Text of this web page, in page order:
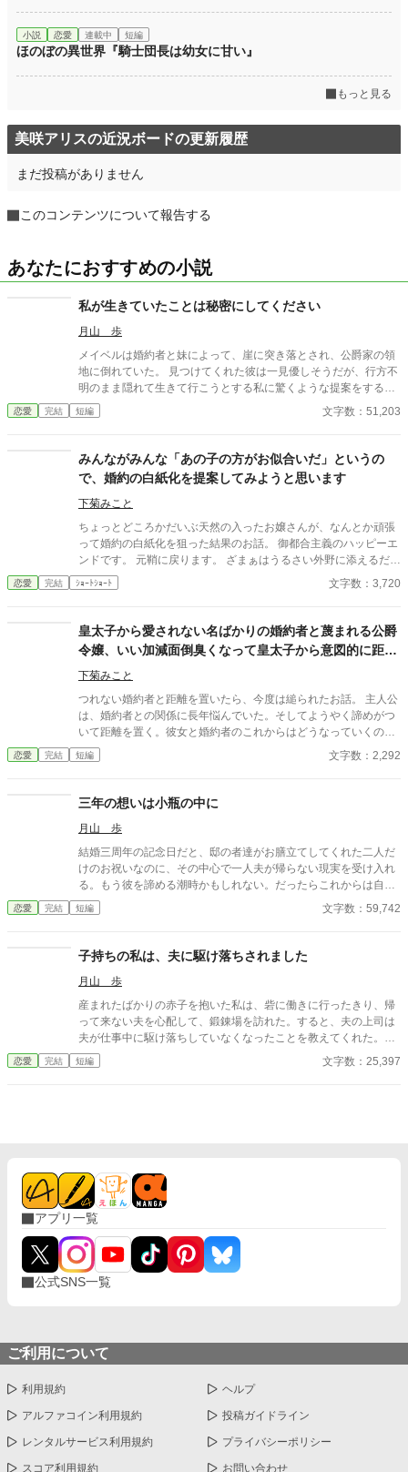
小説 恋愛 連載中 短編
ほのぼの異世界『騎士団長は幼女に甘い』
もっと見る
美咲アリスの近況ボードの更新履歴
まだ投稿がありません
このコンテンツについて報告する
あなたにおすすめの小説
私が生きていたことは秘密にしてください
月山 歩
メイベルは婚約者と妹によって、崖に突き落とされ、公爵家の領
地に倒れていた。 見つけてくれた彼は一見優しそうだが、行方不
明のまま隠れて生きて行こうとする私に驚くような提案をする。
「少年の世話係になってくれ。けれど人に話したら消す。」
恋愛 完結 短編 文字数：51,203
みんながみんな「あの子の方がお似合いだ」というの
で、婚約の白紙化を提案してみようと思います
下菊みこと
ちょっとどころかだいぶ天然の入ったお嬢さんが、なんとか頑張
って婚約の白紙化を狙った結果のお話。 御都合主義のハッピーエ
ンドです。 元鞘に戻ります。 ざまぁはうるさい外野に添えるだ
け。 小説家になろう様でも投稿しています。
恋愛 完結 ｼｮｰﾄｼｮｰﾄ 文字数：3,720
皇太子から愛されない名ばかりの婚約者と蔑まれる公爵
令嬢、いい加減面倒臭くなって皇太子から意図的に距離
をとったらあっちから迫ってきた。なんで？
下菊みこと
つれない婚約者と距離を置いたら、今度は縋られたお話。 主人公
は、婚約者との関係に長年悩んでいた。そしてようやく諦めがつ
いて距離を置く。彼女と婚約者のこれからはどうなっていくのだ
恋愛 完結 短編 文字数：2,292
三年の想いは小瓶の中に
月山 歩
結婚三周年の記念日だと、邸の者達がお膳立てしてくれた二人だ
けのお祝いなのに、その中心で一人夫が帰らない現実を受け入れ
る。もう彼を諦める潮時かもしれない。だったらこれからは自分
の人生を大切にしよう。アレシアは離縁も覚悟し、邸を出る。 ※
こちらの作品は契約上、内容の変更は不可であることを、ご理解
恋愛 完結 短編 文字数：59,742
子持ちの私は、夫に駆け落ちされました
月山 歩
産まれたばかりの赤子を抱いた私は、砦に働きに行ったきり、帰
って来ない夫を心配して、鍛錬場を訪れた。すると、夫の上司は
夫が仕事中に駆け落ちしていなくなったことを教えてくれた。食
べる物がなく、フラフラだった私は、その場で意識を失った。赤
子を抱いた私を気の毒に思った公爵家でお世話になることに。
恋愛 完結 短編 文字数：25,397
アプリ一覧
公式SNS一覧
ご利用について
利用規約 ヘルプ
アルファコイン利用規約 投稿ガイドライン
レンタルサービス利用規約 プライバシーポリシー
スコア利用規約 お問い合わせ